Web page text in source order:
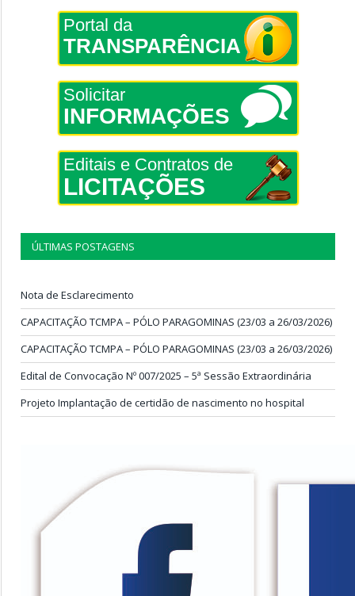
Portal da
TRANSPARÊNCIA
Solicitar
INFORMAÇÕES
Editais e Contratos de
LICITAÇÕES
ÚLTIMAS POSTAGENS
Nota de Esclarecimento
CAPACITAÇÃO TCMPA – PÓLO PARAGOMINAS (23/03 a 26/03/2026)
CAPACITAÇÃO TCMPA – PÓLO PARAGOMINAS (23/03 a 26/03/2026)
Edital de Convocação Nº 007/2025 – 5ª Sessão Extraordinária
Projeto Implantação de certidão de nascimento no hospital